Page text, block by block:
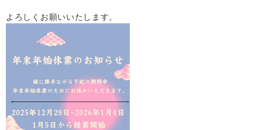
よろしくお願いいたします。